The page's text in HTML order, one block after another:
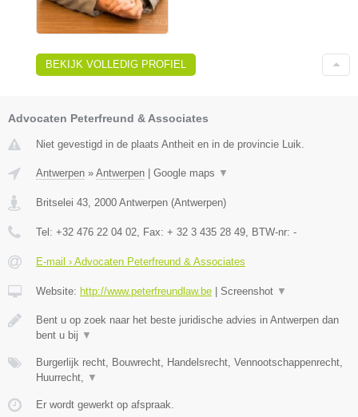
BEKIJK VOLLEDIG PROFIEL
Advocaten Peterfreund & Associates
Niet gevestigd in de plaats Antheit en in de provincie Luik.
Antwerpen » Antwerpen Google maps ▼
Britselei 43 2000 Antwerpen (Antwerpen)
Tel: +32 476 22 04 02 , Fax: + 32 3 435 28 49 , BTW-nr: -
E-mail › Advocaten Peterfreund & Associates
Website: http://www.peterfreundlaw.be Screenshot ▼
Bent u op zoek naar het beste juridische advies in Antwerpen dan
bent u bij ▼
Burgerlijk recht, Bouwrecht, Handelsrecht, Vennootschappenrecht,
Huurrecht,
▼
Er wordt gewerkt op afspraak.